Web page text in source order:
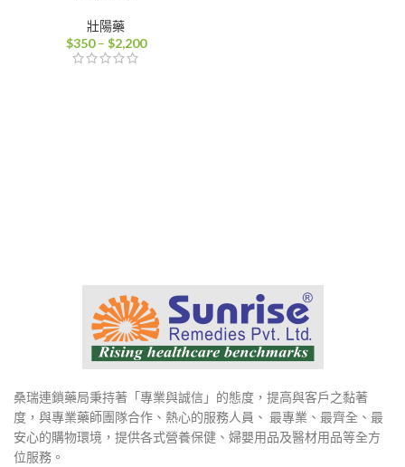
壯陽藥
$350 – $2,200價
桑瑞連鎖藥局秉持著「專業與誠信」的態度，提高與客戶之黏著
度，與專業藥師團隊合作、熱心的服務人員、 最專業、最齊全、最
安心的購物環境，提供各式營養保健、婦嬰用品及醫材用品等全方
位服務。